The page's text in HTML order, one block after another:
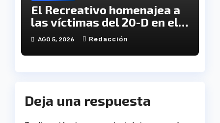
El Recreativo homenajea a
las víctimas del 20-D en el
XX aniversario de la
tragedia
AGO 5, 2026 Redacción
Deja una respuesta